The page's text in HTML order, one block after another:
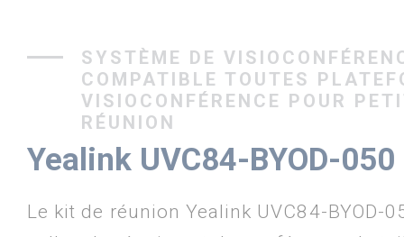
SYSTÈME DE
COMPATIBLE TOUTES
VISIOCONFÉRENCE POUR
RÉUNION
Yealink UVC84-BYOD-050
Le kit de réunion Yealink UVC84-BYOD-